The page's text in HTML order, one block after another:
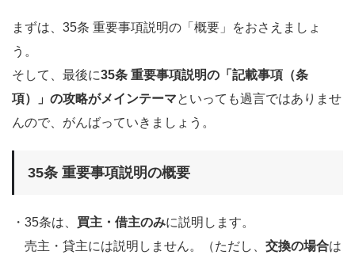
まずは、35条 重要事項説明の「概要」をおさえましょ
う。
そして、最後に35条 重要事項説明の「記載事項（条
項）」の攻略がメインテーマといっても過言ではありませ
んので、がんばっていきましょう。
35条 重要事項説明の概要
・35条は、 買主・借主のみに説明します。
売主・貸主には説明しません。（ただし、 交換の場合は